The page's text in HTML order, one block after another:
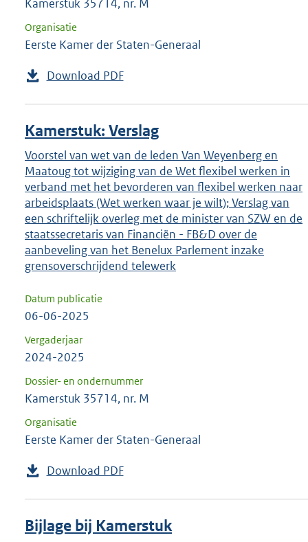
Kamerstuk 35714, nr. M
Organisatie
Eerste Kamer der Staten-Generaal
Download PDF
Kamerstuk: Verslag
Voorstel van wet van de leden Van Weyenberg en
Maatoug tot wijziging van de Wet flexibel werken in
verband met het bevorderen van flexibel werken naar
arbeidsplaats (Wet werken waar je wilt); Verslag van
een schriftelijk overleg met de minister van SZW en de
staatssecretaris van Financiën - FB&D over de
aanbeveling van het Benelux Parlement inzake
grensoverschrijdend telewerk
Datum publicatie
06-06-2025
Vergaderjaar
2024-2025
Dossier- en ondernummer
Kamerstuk 35714, nr. M
Organisatie
Eerste Kamer der Staten-Generaal
Download PDF
Bijlage bij Kamerstuk